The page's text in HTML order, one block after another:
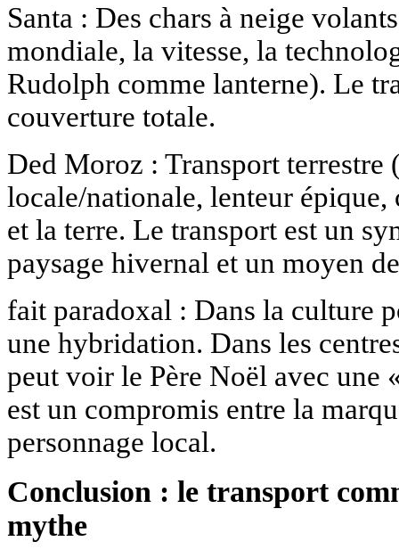
Santa : Des chars à neige
mondiale, la vitesse, la
Rudolph comme lanterne). Le
couverture totale.
Ded Moroz : Transport
locale/nationale, lenteur
et la terre. Le transport est un
paysage hivernal et un moyen
fait paradoxal : Dans la culture
une hybridation. Dans les
peut voir le Père Noël avec une
est un compromis entre la
personnage local.
Conclusion : le transport
mythe